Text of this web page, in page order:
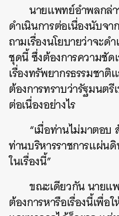
นายแพทย์อำพลกล่า
ดำเนินการต่อเนื่องนับจ
ถามเรื่องนโยบายว่าจะด
ชุดนี้ ซึ่งต้องการความชัด
เรื่องทรัพยากรธรรมชา
ต้องการทราบว่ารัฐมนตรี
ต่อเนื่องอย่างไร
“เมื่อท่านไม่มาตอบ
ท่านบริหารราชการแผ่น
ในเรื่องนี้”
ขณะเดียวกัน นายแ
ต้องการหารือเรื่องนี้เพื่